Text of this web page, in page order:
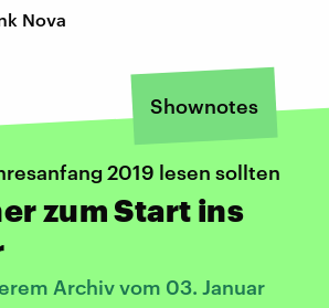
Nova
Shownotes
2019 lesen sollten
zum Start ins
Archiv vom 03. Januar